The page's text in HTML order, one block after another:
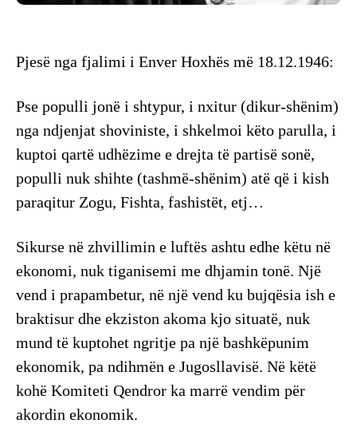
Pjesë nga fjalimi i Enver Hoxhës më 18.12.1946:
Pse populli jonë i shtypur, i nxitur (dikur-shënim)
nga ndjenjat shoviniste, i shkelmoi këto parulla, i
kuptoi qartë udhëzime e drejta të partisë sonë,
populli nuk shihte (tashmë-shënim) atë që i kish
paraqitur Zogu, Fishta, fashistët, etj…
Sikurse në zhvillimin e luftës ashtu edhe këtu në
ekonomi, nuk tiganisemi me dhjamin tonë. Një
vend i prapambetur, në një vend ku bujqësia ish e
braktisur dhe ekziston akoma kjo situatë, nuk
mund të kuptohet ngritje pa një bashkëpunim
ekonomik, pa ndihmën e Jugosllavisë. Në këtë
kohë Komiteti Qendror ka marrë vendim për
akordin ekonomik.